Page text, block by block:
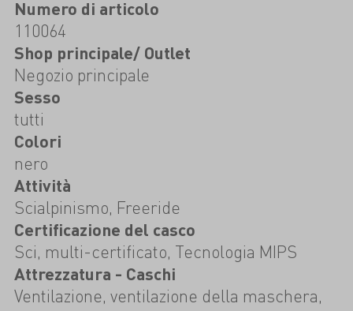
Numero di articolo
110064
Shop principale/ Outlet
Negozio principale
Sesso
tutti
Colori
nero
Attività
Scialpinismo, Freeride
Certificazione del casco
Sci, multi-certificato, Tecnologia MIPS
Attrezzatura - Caschi
Ventilazione, ventilazione della maschera,